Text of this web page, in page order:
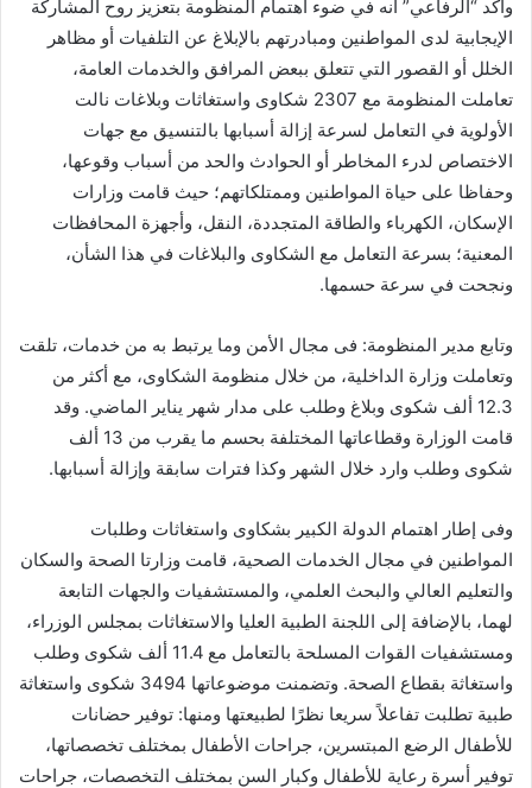
وأكد “الرفاعي” أنه في ضوء اهتمام المنظومة بتعزيز روح المشاركة
الإيجابية لدى المواطنين ومبادرتهم بالإبلاغ عن التلفيات أو مظاهر
الخلل أو القصور التي تتعلق ببعض المرافق والخدمات العامة،
تعاملت المنظومة مع 2307 شكاوى واستغاثات وبلاغات نالت
الأولوية في التعامل لسرعة إزالة أسبابها بالتنسيق مع جهات
الاختصاص لدرء المخاطر أو الحوادث والحد من أسباب وقوعها،
وحفاظا على حياة المواطنين وممتلكاتهم؛ حيث قامت وزارات
الإسكان، الكهرباء والطاقة المتجددة، النقل، وأجهزة المحافظات
المعنية؛ بسرعة التعامل مع الشكاوى والبلاغات في هذا الشأن،
ونجحت في سرعة حسمها.
وتابع مدير المنظومة: فى مجال الأمن وما يرتبط به من خدمات، تلقت
وتعاملت وزارة الداخلية، من خلال منظومة الشكاوى، مع أكثر من
12.3 ألف شكوى وبلاغ وطلب على مدار شهر يناير الماضي. وقد
قامت الوزارة وقطاعاتها المختلفة بحسم ما يقرب من 13 ألف
شكوى وطلب وارد خلال الشهر وكذا فترات سابقة وإزالة أسبابها.
وفى إطار اهتمام الدولة الكبير بشكاوى واستغاثات وطلبات
المواطنين في مجال الخدمات الصحية، قامت وزارتا الصحة والسكان
والتعليم العالي والبحث العلمي، والمستشفيات والجهات التابعة
لهما، بالإضافة إلى اللجنة الطبية العليا والاستغاثات بمجلس الوزراء،
ومستشفيات القوات المسلحة بالتعامل مع 11.4 ألف شكوى وطلب
واستغاثة بقطاع الصحة. وتضمنت موضوعاتها 3494 شكوى واستغاثة
طبية تطلبت تفاعلاً سريعا نظرًا لطبيعتها ومنها: توفير حضانات
للأطفال الرضع المبتسرين، جراحات الأطفال بمختلف تخصصاتها،
توفير أسرة رعاية للأطفال وكبار السن بمختلف التخصصات، جراحات